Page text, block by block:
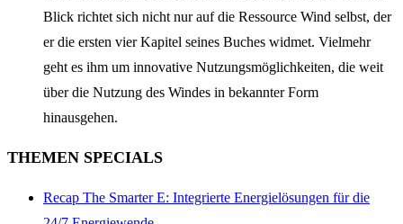
Blick richtet sich nicht nur auf die Ressource Wind selbst, der
er die ersten vier Kapitel seines Buches widmet. Vielmehr
geht es ihm um innovative Nutzungsmöglichkeiten, die weit
über die Nutzung des Windes in bekannter Form
hinausgehen.
THEMEN SPECIALS
Recap The Smarter E: Integrierte Energielösungen für die